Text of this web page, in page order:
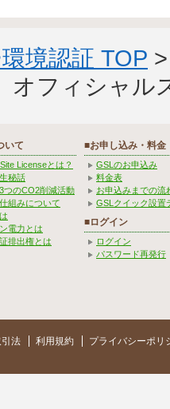
境認証 TOP
フィシャル
いて
Licenseとは？
秘話
つのCO2削減活動
組みについて
電力とは
排出権とは
■お申し込み・料金
GSLのお申込み
料金表
お申込みまでの流
GSLクイック設置
■ログイン
ログイン
パスワード再発行
法 利用規約 プライバシーポリ